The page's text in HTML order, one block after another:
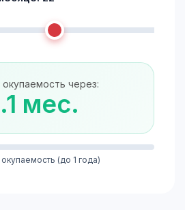
через:
мес.
(до 1 года)